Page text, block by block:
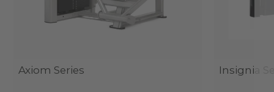
Axiom Series Insignia